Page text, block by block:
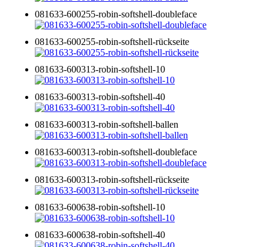
081633-600255-robin-softshell-doubleface
081633-600255-robin-softshell-rückseite
081633-600313-robin-softshell-10
081633-600313-robin-softshell-40
081633-600313-robin-softshell-ballen
081633-600313-robin-softshell-doubleface
081633-600313-robin-softshell-rückseite
081633-600638-robin-softshell-10
081633-600638-robin-softshell-40